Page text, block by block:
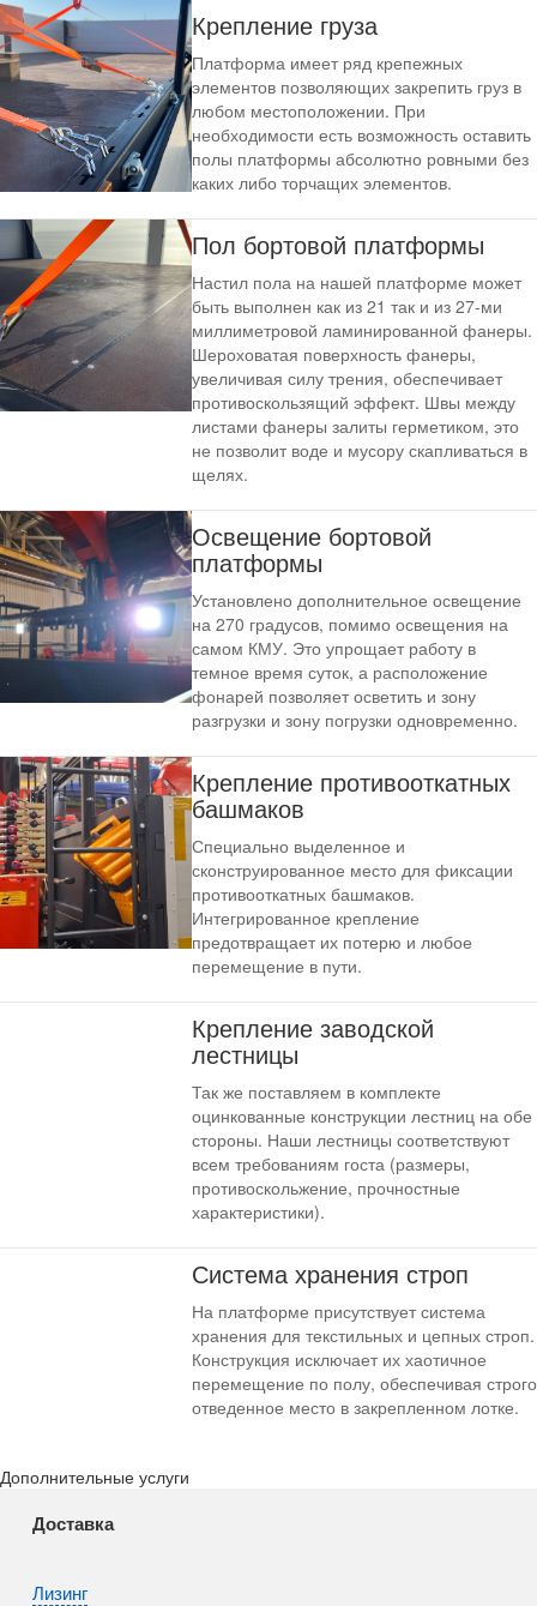
Крепление груза
Платформа имеет ряд крепежных
элементов позволяющих закрепить груз в
любом местоположении. При
необходимости есть возможность оставить
полы платформы абсолютно ровными без
каких либо торчащих элементов.
Пол бортовой платформы
Настил пола на нашей платформе может
быть выполнен как из 21 так и из 27-ми
миллиметровой ламинированной фанеры.
Шероховатая поверхность фанеры,
увеличивая силу трения, обеспечивает
противоскользящий эффект. Швы между
листами фанеры залиты герметиком, это
не позволит воде и мусору скапливаться в
щелях.
Освещение бортовой
платформы
Установлено дополнительное освещение
на 270 градусов, помимо освещения на
самом КМУ. Это упрощает работу в
темное время суток, а расположение
фонарей позволяет осветить и зону
разгрузки и зону погрузки одновременно.
Крепление противооткатных
башмаков
Специально выделенное и
сконструированное место для фиксации
противооткатных башмаков.
Интегрированное крепление
предотвращает их потерю и любое
перемещение в пути.
Крепление заводской
лестницы
Так же поставляем в комплекте
оцинкованные конструкции лестниц на обе
стороны. Наши лестницы соответствуют
всем требованиям госта (размеры,
противоскольжение, прочностные
характеристики).
Система хранения строп
На платформе присутствует система
хранения для текстильных и цепных строп.
Конструкция исключает их хаотичное
перемещение по полу, обеспечивая строго
отведенное место в закрепленном лотке.
Дополнительные услуги
Доставка
Лизинг